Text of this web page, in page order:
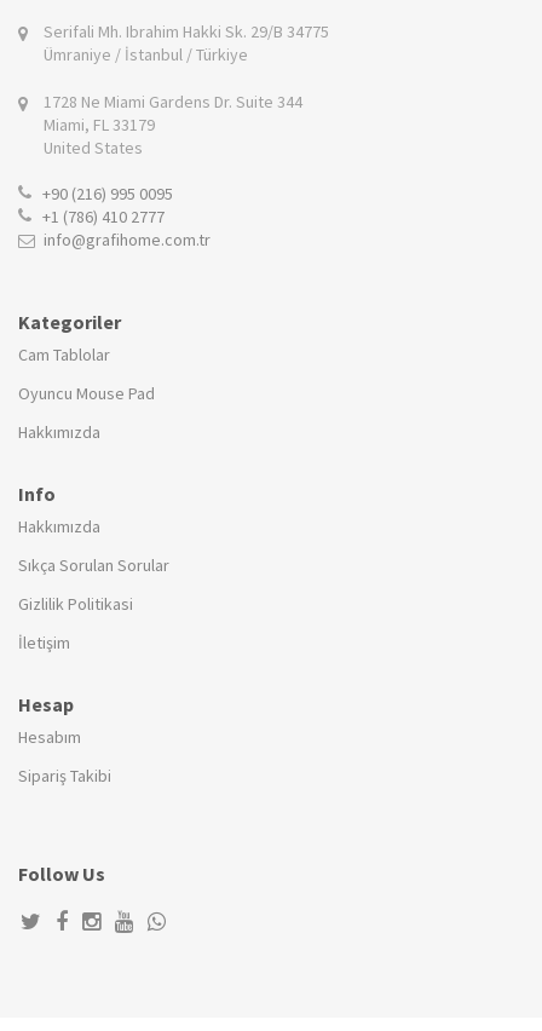
Serifali Mh. Ibrahim Hakki Sk. 29/B 34775
Ümraniye / İstanbul / Türkiye
1728 Ne Miami Gardens Dr. Suite 344
Miami, FL 33179
United States
+90 (216) 995 0095
+1 (786) 410 2777
info@grafihome.com.tr
Kategoriler
Cam Tablolar
Oyuncu Mouse Pad
Hakkımızda
Info
Hakkımızda
Sıkça Sorulan Sorular
Gizlilik Politikasi
İletişim
Hesap
Hesabım
Sipariş Takibi
Follow Us